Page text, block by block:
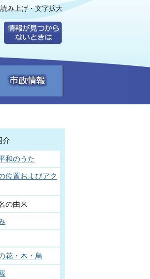
み上げ・文字拡大
介
和のうた
位置およびアク
の由来
花・木・鳥